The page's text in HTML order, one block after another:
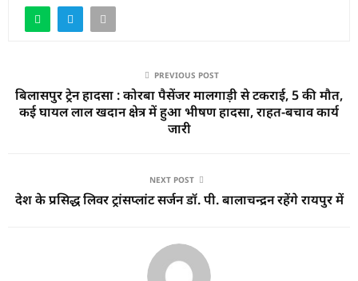
PREVIOUS POST
बिलासपुर ट्रेन हादसा : कोरबा पैसेंजर मालगाड़ी से टकराई, 5 की मौत,
कई घायल लाल खदान क्षेत्र में हुआ भीषण हादसा, राहत-बचाव कार्य
जारी
NEXT POST
देश के प्रसिद्ध लिवर ट्रांसप्लांट सर्जन डॉ. पी. बालाचन्द्रन रहेंगे रायपुर में